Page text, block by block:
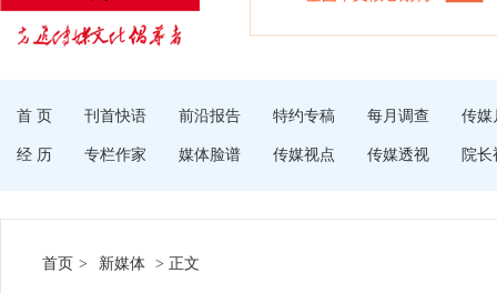
首 页 刊首快语 前沿报告 特约专稿 每月调查 传媒
经 历 专栏作家 媒体脸谱 传媒视点 传媒透视 院长
首页 > 新媒体 > 正文